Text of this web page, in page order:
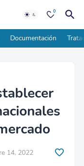
0
Documentación
14, 2022